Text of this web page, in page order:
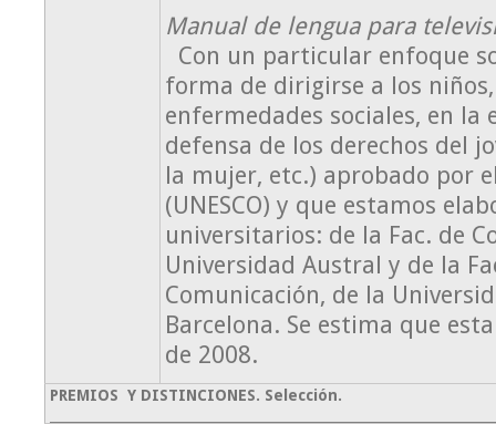
Manual de lengua para
Con un particular enfoque
forma de dirigirse a los
enfermedades sociales, en la
defensa de los derechos del
la mujer, etc.) aprobado por
(UNESCO) y que estamos
universitarios: de la Fac. de
Universidad Austral y de la
Comunicación, de la
Barcelona. Se estima que
de 2008.
PREMIOS Y DISTINCIONES. Selección.